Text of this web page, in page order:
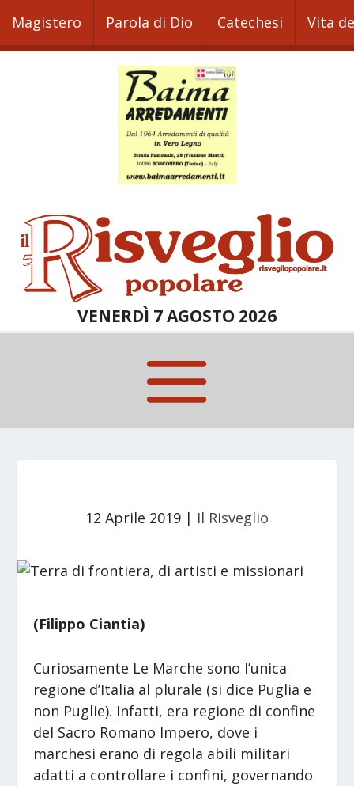
Magistero Parola di Dio Catechesi Vita
VENERDÌ 7 AGOSTO 2026
12 Aprile 2019 | Il Risveglio
(Filippo Ciantia)
Curiosamente Le Marche sono l’unica
regione d’Italia al plurale (si dice Puglia e
non Puglie). Infatti, era regione di confine
del Sacro Romano Impero, dove i
marchesi erano di regola abili militari
adatti a controllare i confini, governando